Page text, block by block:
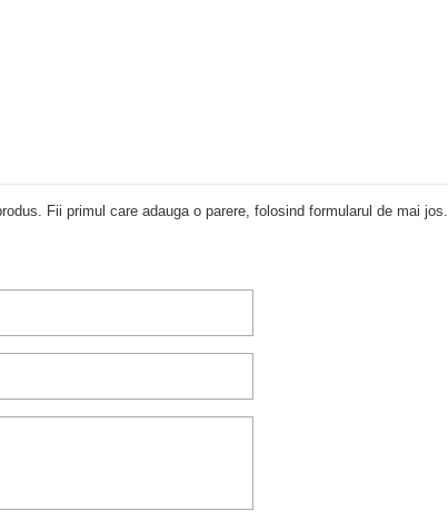
Fii primul care adauga o parere, folosind formularul de mai jos.